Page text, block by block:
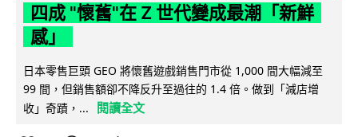
四成 "懷舊"在 Z 世代變成最潮「新鮮
感」
日本零售巨頭 GEO 將懷舊遊戲銷售門市從 1,000 間大幅減至
99 間，但銷售額卻不降反升至過往的 1.4 倍。做到「減店增
收」奇蹟，...
閱讀全文